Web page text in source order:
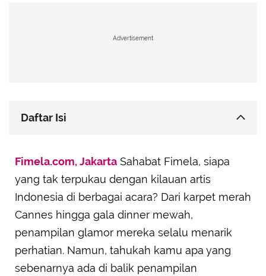
Advertisement
Daftar Isi
Putri Marino
Syahrini dan Rahasia Aksesoris yang Memikat
Lebih dari Sekadar Busana: Tim Profesional di
Balik Kesuksesan
Fimela.com, Jakarta Sahabat Fimela, siapa
yang tak terpukau dengan kilauan artis
Indonesia di berbagai acara? Dari karpet merah
Cannes hingga gala dinner mewah,
penampilan glamor mereka selalu menarik
perhatian. Namun, tahukah kamu apa yang
sebenarnya ada di balik penampilan